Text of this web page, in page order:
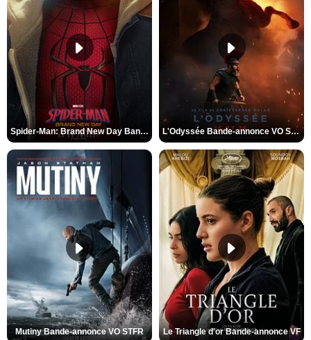
Spider-Man: Brand New Day Bande-annonce VO STFR L'Odyssée Bande-annonce VO STFR
Mutiny Bande-annonce VO STFR Le Triangle d'or Bande-annonce VF